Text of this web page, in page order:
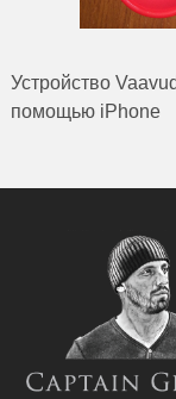
Устройство
помощью iPhone